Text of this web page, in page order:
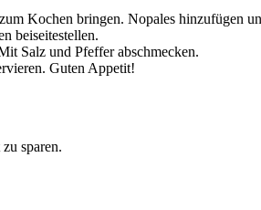
Kochen bringen. Nopales hinzufügen
beiseitestellen.
Salz und Pfeffer abschmecken.
Guten Appetit!
sparen.